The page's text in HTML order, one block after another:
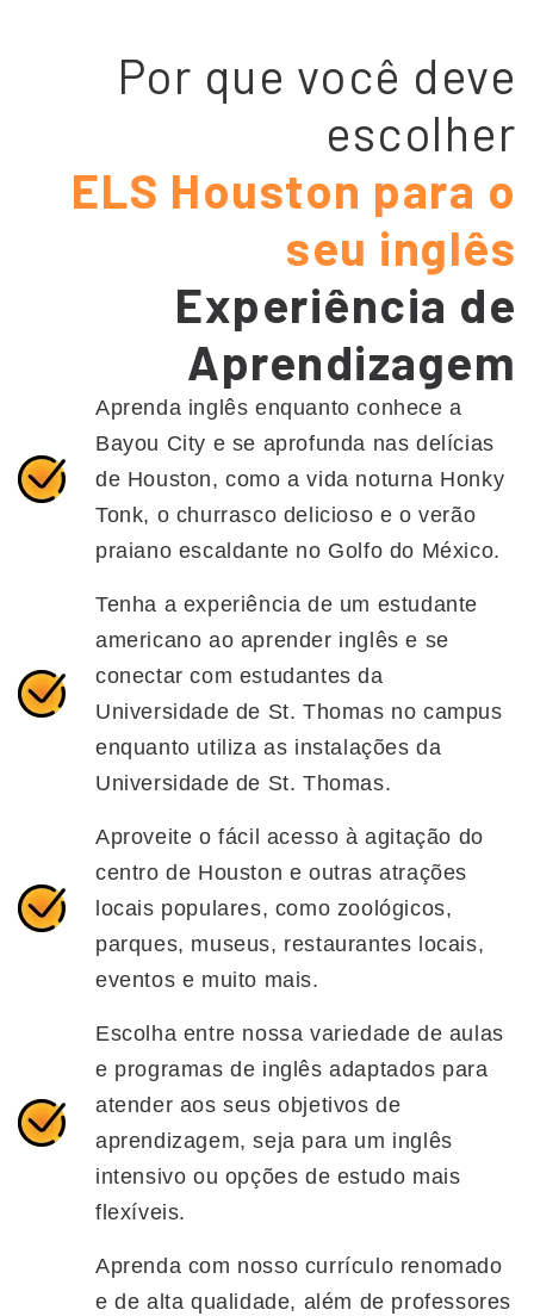
Por que você deve
escolher
ELS Houston para o
seu inglês
Experiência de
Aprendizagem
Aprenda inglês enquanto conhece a
Bayou City e se aprofunda nas delícias
de Houston, como a vida noturna Honky
Tonk, o churrasco delicioso e o verão
praiano escaldante no Golfo do México.
Tenha a experiência de um estudante
americano ao aprender inglês e se
conectar com estudantes da
Universidade de St. Thomas no campus
enquanto utiliza as instalações da
Universidade de St. Thomas.
Aproveite o fácil acesso à agitação do
centro de Houston e outras atrações
locais populares, como zoológicos,
parques, museus, restaurantes locais,
eventos e muito mais.
Escolha entre nossa variedade de aulas
e programas de inglês adaptados para
atender aos seus objetivos de
aprendizagem, seja para um inglês
intensivo ou opções de estudo mais
flexíveis.
Aprenda com nosso currículo renomado
e de alta qualidade, além de professores